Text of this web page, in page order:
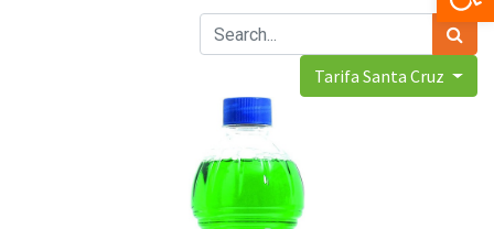
Tarifa Santa Cruz